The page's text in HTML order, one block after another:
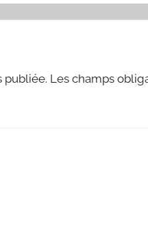
publiée. Les champs